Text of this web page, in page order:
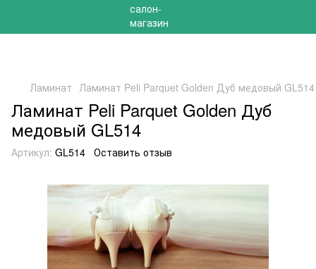
Ламинат Ламинат Peli Parquet Golden Дуб медовый GL514
Ламинат Peli Parquet Golden Дуб
медовый GL514
Артикул: GL514 Оставить отзыв